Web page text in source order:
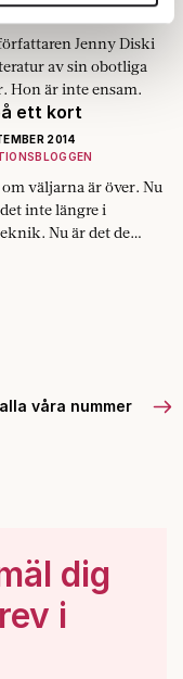
med.
med annan
som de har
personuppgifter
Jenny Diski
av sin obotliga
Hon är inte ensam.
ett kort
2014
väljarna är över. Nu
inte längre i
Nu är det de
våra nummer
dig
i